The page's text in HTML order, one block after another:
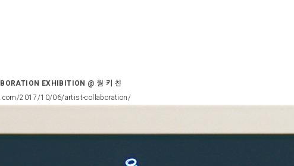
EXHIBITION @ 웜 키 친
2017/10/06/artist-collaboration/